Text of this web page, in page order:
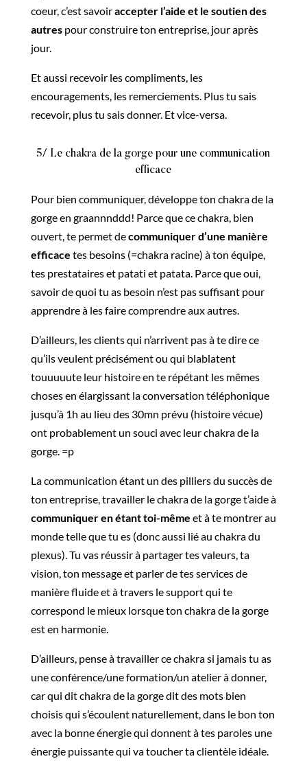
coeur, c’est savoiraccepter l’aide et le soutien des
autrespour construire ton entreprise, jour après
jour.
Et aussi recevoir les compliments, les
encouragements, les remerciements. Plus tu sais
recevoir, plus tu sais donner. Et vice-versa.
5/ Le chakra de la gorge pour une communication
efficace
Pour bien communiquer, développe ton chakra de la
gorge en graannnddd! Parce que ce chakra, bien
ouvert, te permet decommuniquer d’une manière
efficace tes besoins (=chakra racine) à ton équipe,
tes prestataires et patati et patata. Parce que oui,
savoir de quoi tu as besoin n’est pas suffisant pour
apprendre à les faire comprendre aux autres.
D’ailleurs, les clients qui n’arrivent pas à te dire ce
qu’ils veulent précisément ou qui blablatent
touuuuute leur histoire en te répétant les mêmes
choses en élargissant la conversation téléphonique
jusqu’à 1h au lieu des 30mn prévu (histoire vécue)
ont probablement un souci avec leur chakra de la
gorge. =p
La communication étant un des pilliers du succès de
ton entreprise, travailler le chakra de la gorge t’aide à
communiquer en étant toi-même et à te montrer au
monde telle que tu es (donc aussi lié au chakra du
plexus). Tu vas réussir à partager tes valeurs, ta
vision, ton message et parler de tes services de
manière fluide et à travers le support qui te
correspond le mieux lorsque ton chakra de la gorge
est en harmonie.
D’ailleurs, pense à travailler ce chakra si jamais tu as
une conférence/une formation/un atelier à donner,
car qui dit chakra de la gorge dit des mots bien
choisis qui s’écoulent naturellement, dans le bon ton
avec la bonne énergie qui donnent à tes paroles une
énergie puissante qui va toucher ta clientèle idéale.